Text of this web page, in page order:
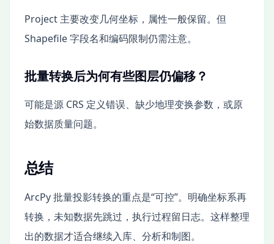
Project 主要改变几何坐标，属性一般保留。但
Shapefile 字段名和编码限制仍需注意。
批量转换后为何有些图层仍偏移？
可能是源 CRS 定义错误、缺少地理变换参数，或原
始数据质量问题。
总结
ArcPy 批量投影转换的重点是“可控”。明确坐标系再
转换，未知数据先跳过，执行过程留日志。这样整理
出的数据才适合继续入库、分析和制图。